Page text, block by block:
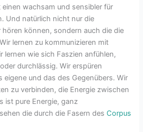
einen wachsam und sensibler für
Und natürlich nicht nur die
können, sondern auch die die
lernen zu kommunizieren mit
lernen wie sich Faszien anfühlen,
durchlässig. Wir erspüren
eigene und das des Gegenübers. Wir
zu verbinden, die Energie zwischen
ist pure Energie, ganz
die durch die Fasern des Corpus